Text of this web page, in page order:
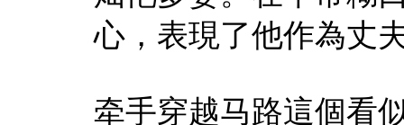
心，表現了他作為丈
牵手穿越马路這個看